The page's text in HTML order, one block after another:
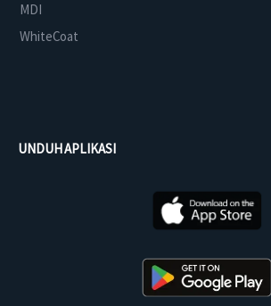
MDI
WhiteCoat
UNDUH APLIKASI